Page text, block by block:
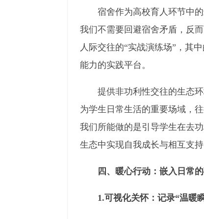
宿舍作为高校育人环节中
我们不需要回避宿舍矛盾，反
人际交往的“实战演练场”，其
能力的实践平台。
提供非功利性交往的生态
为学生日常生活的重要场域，
我们所能做的是引导学生在去
生态中实现自我成长与相互支持
四、暖心行动：嵌入日常
1.可视化关怀：记录“温暖